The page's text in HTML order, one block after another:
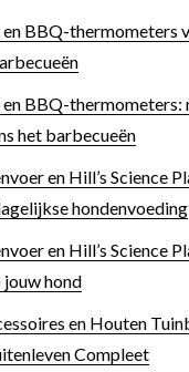
BBQ-thermometers
BBQ-thermometers:
het barbecueën
en Hill’s Science
hondenvoeding
en Hill’s Science
hond
en Houten
Compleet